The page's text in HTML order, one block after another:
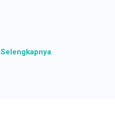
Selengkapnya